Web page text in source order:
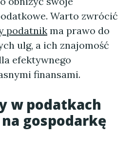
Warto zwrócić
podatnik ma prawo do
ulg, a ich znajomość
efektywnego
finansami.
w podatkach
gospodarkę